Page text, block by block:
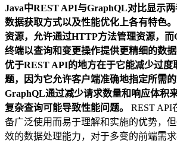
Java中REST API与GraphQL对比显示两
数据获取方式以及性能优化上各有特色
资源，允许通过HTTP方法管理资源，
终端以查询和变更操作提供更精细的数
优于REST API的地方在于它能减少过度
题，因为它允许客户端准确地指定所需的
GraphQL通过减少请求数量和响应体积
复杂查询可能导致性能问题。
REST API
备广泛使用而易于理解和实施的优势，
效的数据处理能力，对于多变的前端需